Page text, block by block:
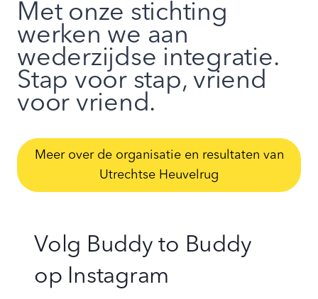
Met onze stichting
werken we aan
wederzijdse integratie.
Stap voor stap, vriend
voor vriend.
Meer over de organisatie en resultaten van
Utrechtse Heuvelrug
Volg Buddy to Buddy
op Instagram